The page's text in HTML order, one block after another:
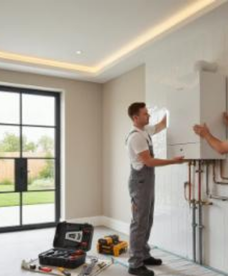
Quanto costa
installare caldaia in
casa a Fermo? Prezzi
e tariffe 2026
Il costo medio per installare caldaia in casa va
300€ a 20000€
Vuoi sapere il prezzo preciso per installare caldaia in casa? Ottieni
preventivi gratuiti.
È completamente gratuito
Trova termoidraulici